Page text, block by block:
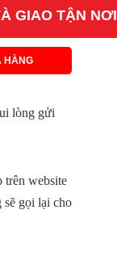
GIAO TẬN NƠI
HÀNG
lòng gửi
trên website
sẽ gọi lại cho